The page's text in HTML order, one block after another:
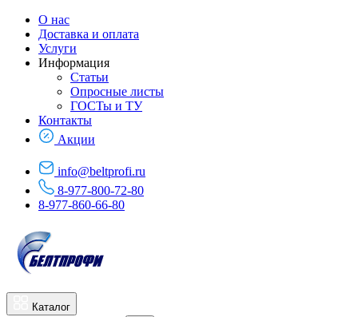
О нас
Доставка и оплата
Услуги
Информация
Статьи
Опросные листы
ГОСТы и ТУ
Контакты
Акции
info@beltprofi.ru
8-977-800-72-80
8-977-860-66-80
Каталог